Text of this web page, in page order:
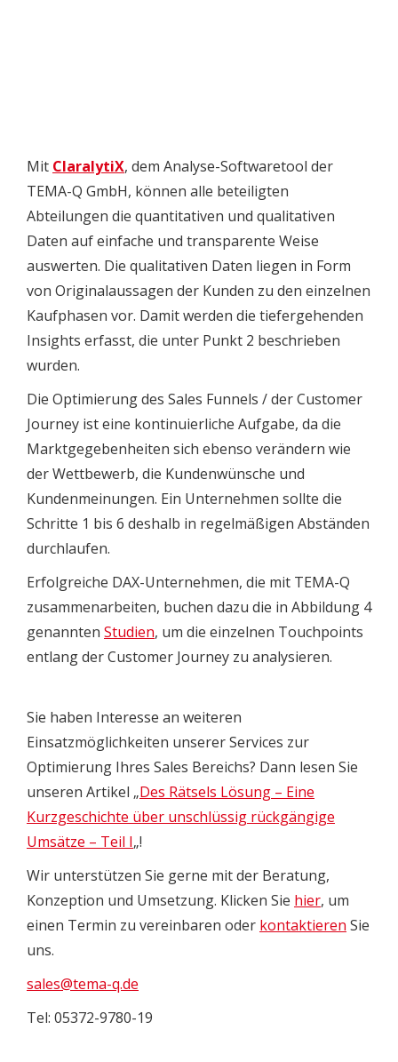
Mit ClaralytiX, dem Analyse-Softwaretool der
TEMA-Q GmbH, können alle beteiligten
Abteilungen die quantitativen und qualitativen
Daten auf einfache und transparente Weise
auswerten. Die qualitativen Daten liegen in Form
von Originalaussagen der Kunden zu den einzelnen
Kaufphasen vor. Damit werden die tiefergehenden
Insights erfasst, die unter Punkt 2 beschrieben
wurden.
Die Optimierung des Sales Funnels / der Customer
Journey ist eine kontinuierliche Aufgabe, da die
Marktgegebenheiten sich ebenso verändern wie
der Wettbewerb, die Kundenwünsche und
Kundenmeinungen. Ein Unternehmen sollte die
Schritte 1 bis 6 deshalb in regelmäßigen Abständen
durchlaufen.
Erfolgreiche DAX-Unternehmen, die mit TEMA-Q
zusammenarbeiten, buchen dazu die in Abbildung 4
genannten Studien, um die einzelnen Touchpoints
entlang der Customer Journey zu analysieren.
Sie haben Interesse an weiteren
Einsatzmöglichkeiten unserer Services zur
Optimierung Ihres Sales Bereichs? Dann lesen Sie
unseren Artikel „Des Rätsels Lösung – Eine
Kurzgeschichte über unschlüssig rückgängige
Umsätze – Teil I„!
Wir unterstützen Sie gerne mit der Beratung,
Konzeption und Umsetzung. Klicken Sie hier, um
einen Termin zu vereinbaren oder kontaktieren Sie
uns.
sales@tema-q.de
Tel: 05372-9780-19